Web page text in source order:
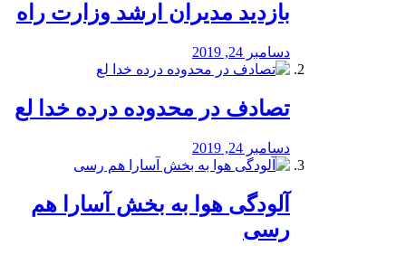
بازدید مدیران ارشد وزارت راه
دسامبر 24, 2019
تصادف در محدوده درده خدا لع
دسامبر 24, 2019
آلودگی هوا به بخش آسارا هم
رسی